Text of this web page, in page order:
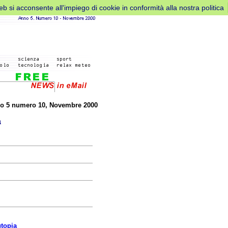
si acconsente all'impiego di cookie in conformità alla nostra politica
5 numero 10, Novembre 2000